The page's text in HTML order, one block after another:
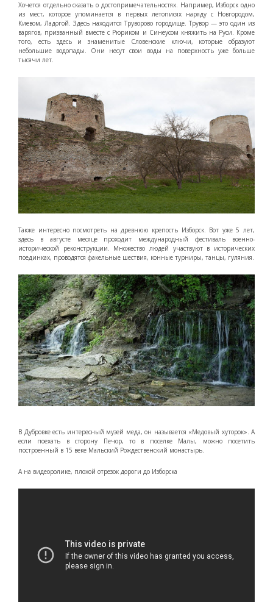
Хочется отдельно сказать о достопримечательностях. Например, Изборск одно
из мест, которое упоминается в первых летописях наряду с Новгородом,
Киевом, Ладогой. Здесь находится Труворово городище. Трувор — это один из
варягов, призванный вместе с Рюриком и Синеусом княжить на Руси. Кроме
того, есть здесь и знаменитые Словенские ключи, которые образуют
небольшие водопады. Они несут свои воды на поверхность уже больше
тысячи лет.
Также интересно посмотреть на древнюю крепость Изборск. Вот уже 5 лет,
здесь в августе месяце проходит международный фестиваль военно-
исторической реконструкции. Множество людей участвуют в исторических
поединках, проводятся факельные шествия, конные турниры, танцы, гуляния.
В Дубровке есть интересный музей меда, он называется «Медовый хуторок». А
если поехать в сторону Печор, то в поселке Малы, можно посетить
построенный в 15 веке Мальский Рождественский монастырь.
А на видеоролике, плохой отрезок дороги до Изборска